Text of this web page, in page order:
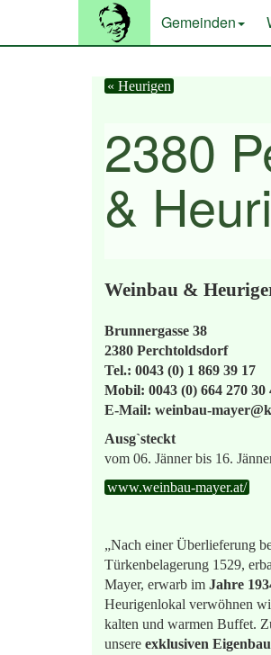
Gemeinden
« Heurigen
2380
&
Weinbau &
Brunnergasse 38
2380 Perchtoldsdorf
Tel.: 0043 (0) 1 869 39 17
Mobil: 0043 (0) 664 270 30
E-Mail: weinbau-
Ausg`steckt
vom 06. Jänner bis 16.
www.weinbau-mayer.at/
„Nach einer Überlieferung
Türkenbelagerung 1529,
Mayer, erwarb im Jahre
Heurigenlokal verwöhnen
kalten und warmen Buffet.
unsere exklusiven